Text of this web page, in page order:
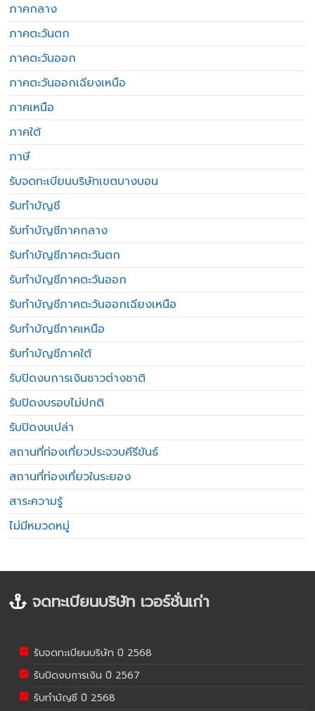
ภาคกลาง
ภาคตะวันตก
ภาคตะวันออก
ภาคตะวันออกเฉียงเหนือ
ภาคเหนือ
ภาคใต้
ภาษี
รับจดทะเบียนบริษัทเขตบางบอน
รับทำบัญชี
รับทำบัญชีภาคกลาง
รับทำบัญชีภาคตะวันตก
รับทำบัญชีภาคตะวันออก
รับทำบัญชีภาคตะวันออกเฉียงเหนือ
รับทำบัญชีภาคเหนือ
รับทำบัญชีภาคใต้
รับปิดงบการเงินชาวต่างชาติ
รับปิดงบรอบไม่ปกติ
รับปิดงบเปล่า
สถานที่ท่องเที่ยวประจวบคีรีขันธ์
สถานที่ท่องเที่ยวในระยอง
สาระความรู้
ไม่มีหมวดหมู่
จดทะเบียนบริษัท เวอร์ชั่นเก่า
รับจดทะเบียนบริษัท ปี 2568
รับปิดงบการเงิน ปี 2567
รับทำบัญชี ปี 2568